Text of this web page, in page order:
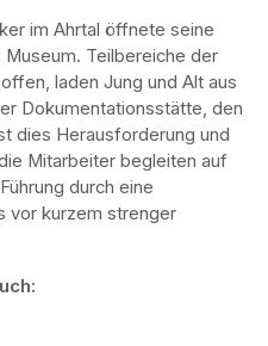
im Ahrtal öffnete seine
Teilbereiche der
laden Jung und Alt aus
Dokumentationsstätte, den
dies Herausforderung und
Mitarbeiter begleiten auf
durch eine
vor kurzem strenger